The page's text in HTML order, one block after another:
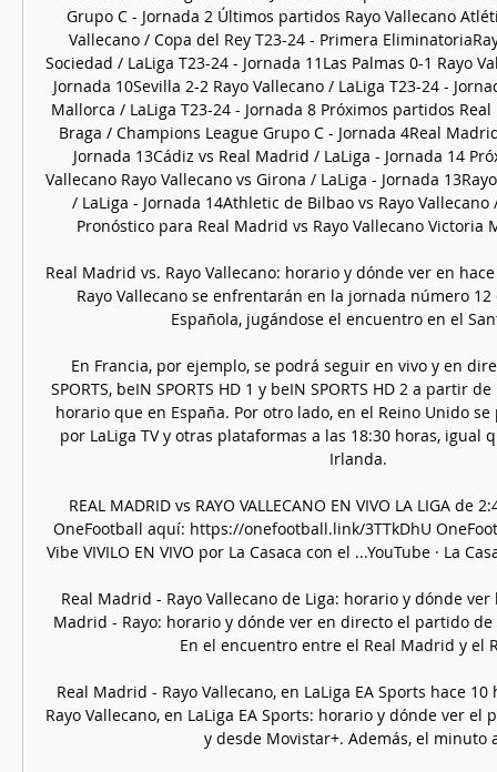
Grupo C - Jornada 2 Últimos partidos Rayo Vallecano
Vallecano / Copa del Rey T23-24 - Primera
Sociedad / LaLiga T23-24 - Jornada 11Las Palmas 0-1 Rayo
Jornada 10Sevilla 2-2 Rayo Vallecano / LaLiga T23-24 -
Mallorca / LaLiga T23-24 - Jornada 8 Próximos partidos
Braga / Champions League Grupo C - Jornada 4Real
Jornada 13Cádiz vs Real Madrid / LaLiga - Jornada 14
Vallecano Rayo Vallecano vs Girona / LaLiga - Jornada
/ LaLiga - Jornada 14Athletic de Bilbao vs Rayo Vallecano
Pronóstico para Real Madrid vs Rayo Vallecano Victoria
Real Madrid vs. Rayo Vallecano: horario y dónde ver en
Rayo Vallecano se enfrentarán en la jornada número
Española, jugándose el encuentro en el
En Francia, por ejemplo, se podrá seguir en vivo y en
SPORTS, beIN SPORTS HD 1 y beIN SPORTS HD 2 a partir
horario que en España. Por otro lado, en el Reino Unido
por LaLiga TV y otras plataformas a las 18:30 horas, igual
Irlanda.
REAL MADRID vs RAYO VALLECANO EN VIVO LA LIGA de
OneFootball aquí: https://onefootball.link/3TTkDhU
Vibe VIVILO EN VIVO por La Casaca con el ...YouTube · La
Real Madrid - Rayo Vallecano de Liga: horario y dónde
Madrid - Rayo: horario y dónde ver en directo el partido de
En el encuentro entre el Real Madrid y el
Real Madrid - Rayo Vallecano, en LaLiga EA Sports hace
Rayo Vallecano, en LaLiga EA Sports: horario y dónde ver
y desde Movistar+. Además, el minuto